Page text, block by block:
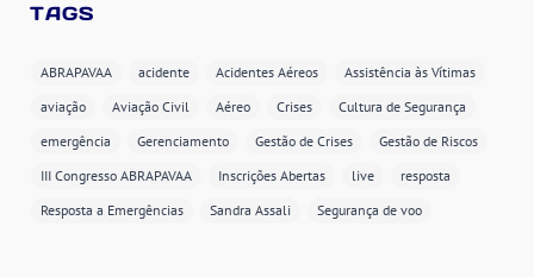
TAGS
ABRAPAVAA acidente Acidentes Aéreos
Assistência às Vítimas
aviação
Aviação Civil Aéreo Crises
Cultura de Segurança
emergência
Gerenciamento Gestão de Crises
Gestão de Riscos
III Congresso ABRAPAVAA
Inscrições Abertas live
resposta
Resposta a Emergências
Sandra Assali Segurança de voo